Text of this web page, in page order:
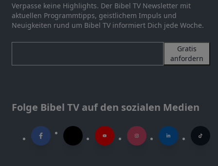
Verpasse keine Highlights. Der Bibel TV Newsletter mit
aktuellen Programmtipps, geistlichem Impuls und
Neuigkeiten rund um Bibel TV informiert Dich jede Woche.
Gratis
anfordern
Folge Bibel TV auf den sozialen Medien